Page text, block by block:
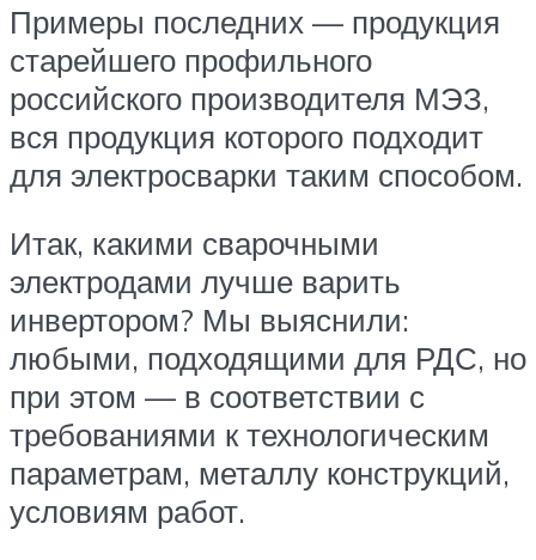
Примеры последних — продукция
старейшего профильного
российского производителя МЭЗ,
вся продукция которого подходит
для электросварки таким способом.
Итак, какими сварочными
электродами лучше варить
инвертором? Мы выяснили:
любыми, подходящими для РДС, но
при этом — в соответствии с
требованиями к технологическим
параметрам, металлу конструкций,
условиям работ.